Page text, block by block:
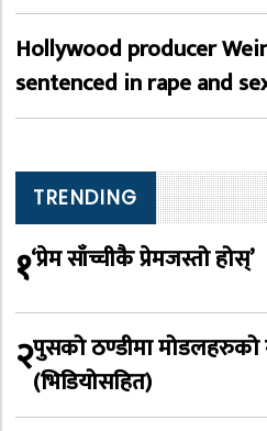
Hollywood producer
sentenced in rape and
TRENDING
१‘प्रेम साँच्चीकै प्रेमजस्तो होस्’
२पुसको ठण्डीमा मोडलहरुको
(भिडियोसहित)